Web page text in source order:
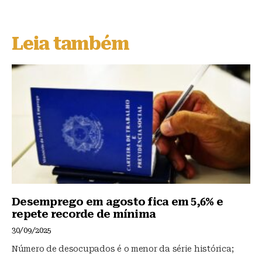
s
k
y
e
b
o
k
s
A
p
Leia também
Desemprego em agosto fica em 5,6% e
repete recorde de mínima
30/09/2025
Número de desocupados é o menor da série histórica;